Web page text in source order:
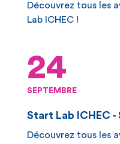
Découvrez tous les
Lab ICHEC !
24
SEPTEMBRE
Start Lab ICHEC
Découvrez tous les